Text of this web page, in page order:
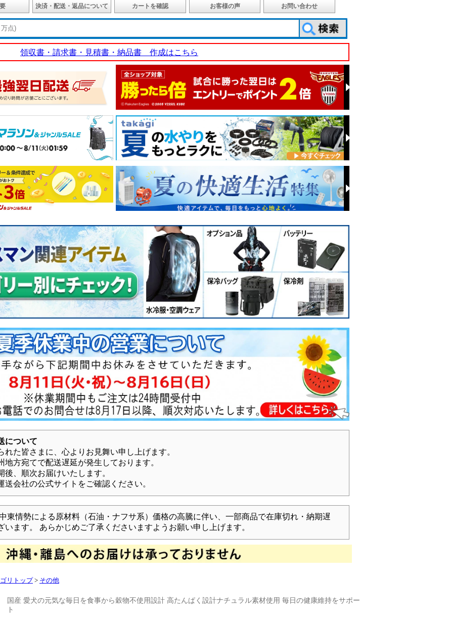
について
た皆さまに、心よりお見舞い申し上げます。
方宛てで配送遅延が発生しております。
、順次お届けいたします。
会社の公式サイトをご確認ください。
東情勢による原材料（石油・ナフサ系）価格の高騰に伴い、一部商品で在庫切れ・納期遅
ます。 あらかじめご了承くださいますようお願い申し上げます。
リトップ> その他
国産 愛犬の元気な毎日を食事から穀物不使用設計 高たんぱく設計ナチュラル素材使用 毎日の健康維持をサポー
ト